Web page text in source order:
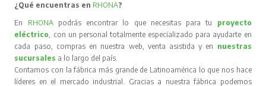
¿Qué encuentras en RHONA?
En RHONA podrás encontrar lo que necesitas para tu proyecto
eléctrico, con un personal totalmente especializado para ayudarte en
cada paso, compras en nuestra web, venta asistida y en nuestras
sucursales a lo largo del país.
Contamos con la fábrica más grande de Latinoamérica lo que nos hace
líderes en el mercado industrial. Gracias a nuestra fábrica podemos